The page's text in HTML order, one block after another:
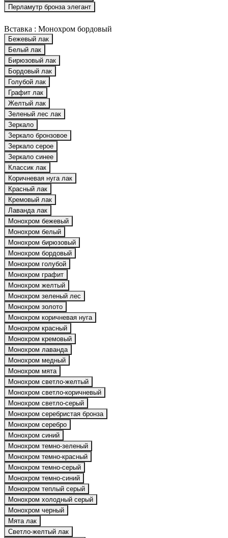
Перламутр бронза элегант
Вставка : Монохром бордовый
Бежевый лак
Белый лак
Бирюзовый лак
Бордовый лак
Голубой лак
Графит лак
Желтый лак
Зеленый лес лак
Зеркало
Зеркало бронзовое
Зеркало серое
Зеркало синее
Классик лак
Коричневая нуга лак
Красный лак
Кремовый лак
Лаванда лак
Монохром бежевый
Монохром белый
Монохром бирюзовый
Монохром бордовый
Монохром голубой
Монохром графит
Монохром желтый
Монохром зеленый лес
Монохром золото
Монохром коричневая нуга
Монохром красный
Монохром кремовый
Монохром лаванда
Монохром медный
Монохром мята
Монохром светло-желтый
Монохром светло-коричневый
Монохром светло-серый
Монохром серебристая бронза
Монохром серебро
Монохром синий
Монохром темно-зеленый
Монохром темно-красный
Монохром темно-серый
Монохром темно-синий
Монохром теплый серый
Монохром холодный серый
Монохром черный
Мята лак
Светло-желтый лак